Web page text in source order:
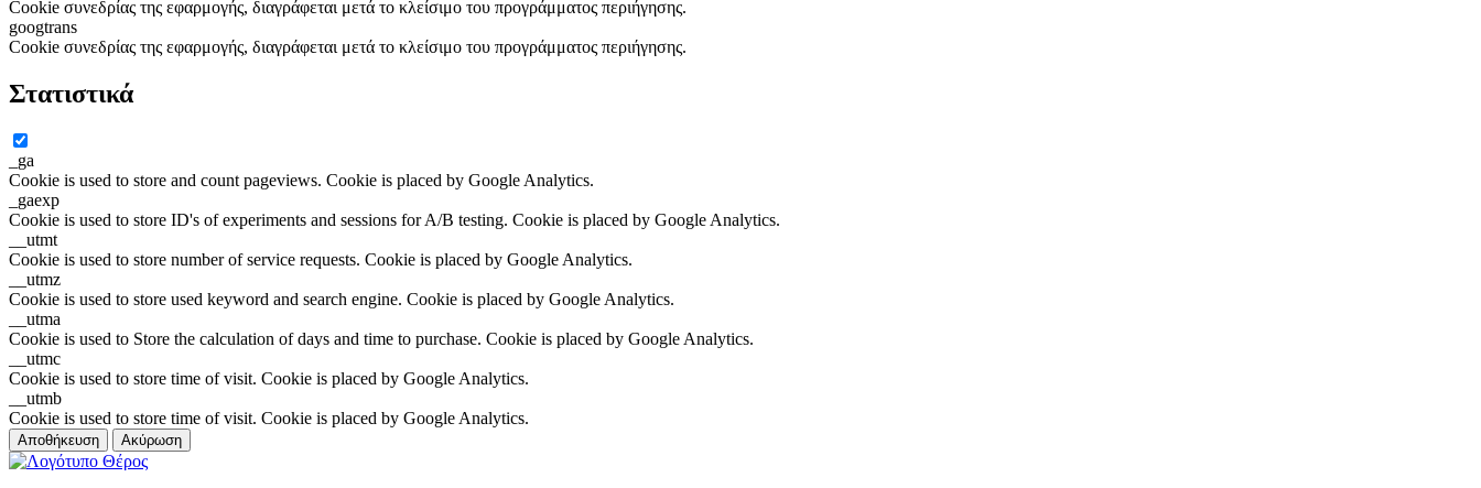
Cookie συνεδρίας της εφαρμογής, διαγράφεται μετά το κλείσιμο του προγράμματος περιήγησης.
googtrans
Cookie συνεδρίας της εφαρμογής, διαγράφεται μετά το κλείσιμο του προγράμματος περιήγησης.
Στατιστικά
_ga
Cookie is used to store and count pageviews. Cookie is placed by Google Analytics.
_gaexp
Cookie is used to store ID's of experiments and sessions for A/B testing. Cookie is placed by Google Analytics.
__utmt
Cookie is used to store number of service requests. Cookie is placed by Google Analytics.
__utmz
Cookie is used to store used keyword and search engine. Cookie is placed by Google Analytics.
__utma
Cookie is used to Store the calculation of days and time to purchase. Cookie is placed by Google Analytics.
__utmc
Cookie is used to store time of visit. Cookie is placed by Google Analytics.
__utmb
Cookie is used to store time of visit. Cookie is placed by Google Analytics.
Αποθήκευση Ακύρωση